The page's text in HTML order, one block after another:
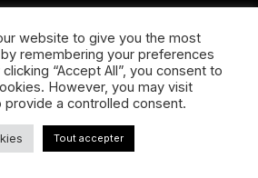
en lot et Garonne - Actualité
sur Lot
website to give you the most
remembering your preferences
“Accept All”, you consent to
However, you may visit
a controlled consent.
Tout accepter